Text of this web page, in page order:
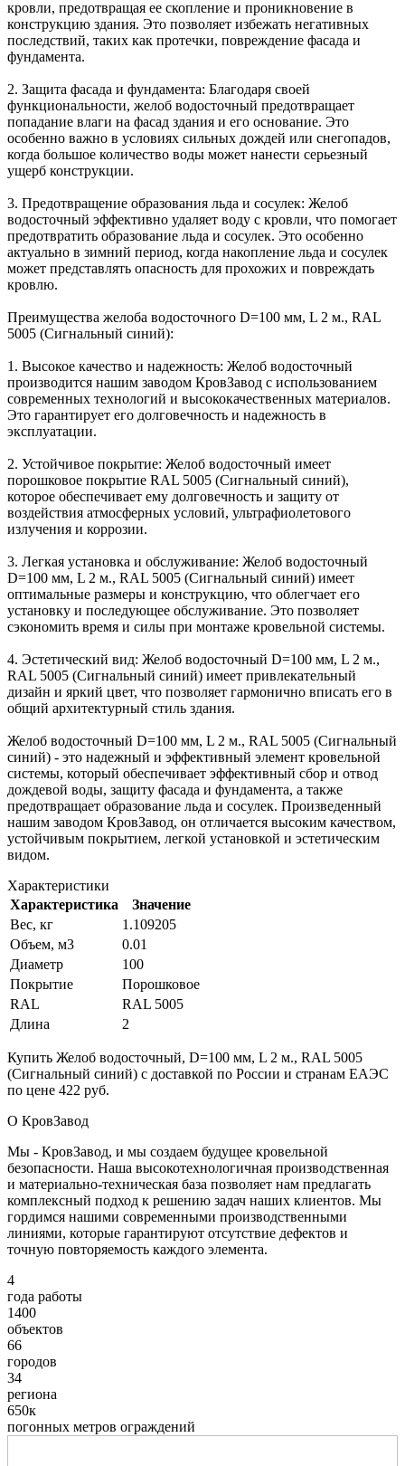
кровли, предотвращая ее скопление и проникновение в
конструкцию здания. Это позволяет избежать негативных
последствий, таких как протечки, повреждение фасада и
фундамента.
2. Защита фасада и фундамента: Благодаря своей
функциональности, желоб водосточный предотвращает
попадание влаги на фасад здания и его основание. Это
особенно важно в условиях сильных дождей или снегопадов,
когда большое количество воды может нанести серьезный
ущерб конструкции.
3. Предотвращение образования льда и сосулек: Желоб
водосточный эффективно удаляет воду с кровли, что помогает
предотвратить образование льда и сосулек. Это особенно
актуально в зимний период, когда накопление льда и сосулек
может представлять опасность для прохожих и повреждать
кровлю.
Преимущества желоба водосточного D=100 мм, L 2 м., RAL
5005 (Сигнальный синий):
1. Высокое качество и надежность: Желоб водосточный
производится нашим заводом КровЗавод с использованием
современных технологий и высококачественных материалов.
Это гарантирует его долговечность и надежность в
эксплуатации.
2. Устойчивое покрытие: Желоб водосточный имеет
порошковое покрытие RAL 5005 (Сигнальный синий),
которое обеспечивает ему долговечность и защиту от
воздействия атмосферных условий, ультрафиолетового
излучения и коррозии.
3. Легкая установка и обслуживание: Желоб водосточный
D=100 мм, L 2 м., RAL 5005 (Сигнальный синий) имеет
оптимальные размеры и конструкцию, что облегчает его
установку и последующее обслуживание. Это позволяет
сэкономить время и силы при монтаже кровельной системы.
4. Эстетический вид: Желоб водосточный D=100 мм, L 2 м.,
RAL 5005 (Сигнальный синий) имеет привлекательный
дизайн и яркий цвет, что позволяет гармонично вписать его в
общий архитектурный стиль здания.
Желоб водосточный D=100 мм, L 2 м., RAL 5005 (Сигнальный
синий) - это надежный и эффективный элемент кровельной
системы, который обеспечивает эффективный сбор и отвод
дождевой воды, защиту фасада и фундамента, а также
предотвращает образование льда и сосулек. Произведенный
нашим заводом КровЗавод, он отличается высоким качеством,
устойчивым покрытием, легкой установкой и эстетическим
видом.
Характеристики
Характеристика
Значение
Вес, кг
1.109205
Объем, м3
0.01
Диаметр
100
Покрытие
Порошковое
RAL
RAL 5005
Длина
2
Купить Желоб водосточный, D=100 мм, L 2 м., RAL 5005
(Сигнальный синий) с доставкой по России и странам ЕАЭС
по цене 422 руб.
О КровЗавод
Мы - КровЗавод, и мы создаем будущее кровельной
безопасности. Наша высокотехнологичная производственная
и материально-техническая база позволяет нам предлагать
комплексный подход к решению задач наших клиентов. Мы
гордимся нашими современными производственными
линиями, которые гарантируют отсутствие дефектов и
точную повторяемость каждого элемента.
4
года работы
1400
объектов
66
городов
34
региона
650к
погонных метров ограждений